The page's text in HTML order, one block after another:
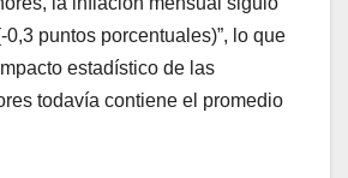
0,3 puntos porcentuales)”, lo que
estadístico de las
todavía contiene el promedio